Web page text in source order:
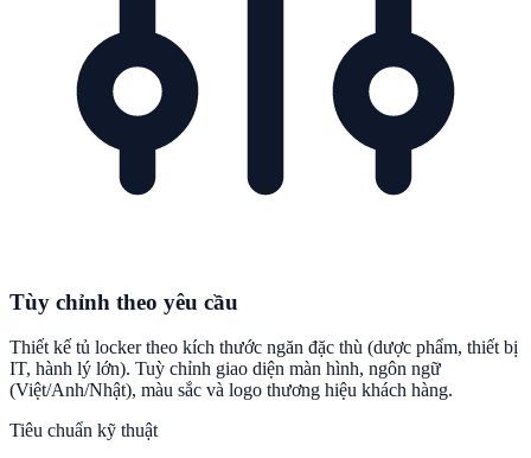
Tùy chỉnh theo yêu cầu
Thiết kế tủ locker theo kích thước ngăn đặc thù (dược phẩm, thiết bị
IT, hành lý lớn). Tuỳ chỉnh giao diện màn hình, ngôn ngữ
(Việt/Anh/Nhật), màu sắc và logo thương hiệu khách hàng.
Tiêu chuẩn kỹ thuật